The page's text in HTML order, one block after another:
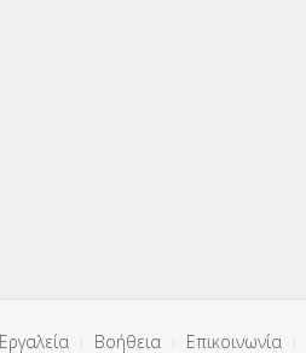
Εργαλεία Βοήθεια Επικοινωνία